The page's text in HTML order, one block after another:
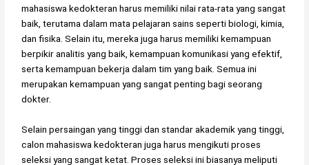
mahasiswa kedokteran harus memiliki nilai rata-rata yang sangat
baik, terutama dalam mata pelajaran sains seperti biologi, kimia,
dan fisika. Selain itu, mereka juga harus memiliki kemampuan
berpikir analitis yang baik, kemampuan komunikasi yang efektif,
serta kemampuan bekerja dalam tim yang baik. Semua ini
merupakan kemampuan yang sangat penting bagi seorang
dokter.
Selain persaingan yang tinggi dan standar akademik yang tinggi,
calon mahasiswa kedokteran juga harus mengikuti proses
seleksi yang sangat ketat. Proses seleksi ini biasanya meliputi